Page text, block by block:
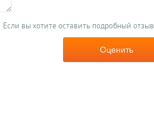
Если вы хотите оставить подробный отзыв
Оценить